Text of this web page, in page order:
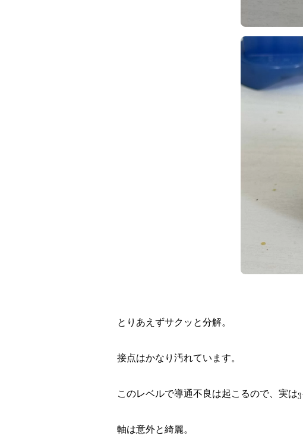
とりあえずサクッと分解。
接点はかなり汚れています。
このレベルで導通不良は起こるので、実は
軸は意外と綺麗。